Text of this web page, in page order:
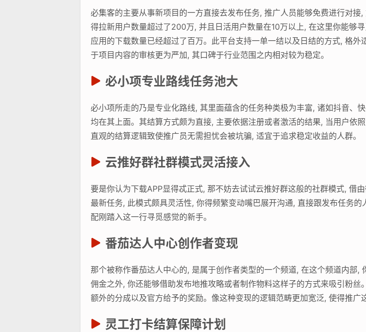
必集客的主要从事新项目的一方直接去发布任务, 推广人员能够免费进行对
得拉新用户数量超过了200万, 并且日活用户数量在10万以上, 在这里你能够
应用的下载数量已经超过了百万。此平台支持一单一结以及日结的方式, 格
于项目内容的审核更为严加, 其口碑于行业范围之内相对较为稳定。
必小项专业路线任务池大
必小项所走的乃是专业化路线, 其里面蕴含的任务种类极为丰富, 诸如抖音、
均在其上面。其结算方式颇为直接, 主要依据注册或者激活的结果, 当用户依
直观的结算逻辑致使推广员无需担忧会被坑骗, 适宜于追求稳定收益的人群。
云推好群社群模式灵活接入
要是你认为下载APP显得忒正式, 那不妨去试试云推好群这般的社群模式, 借
最新任务, 此模式颇具灵活性, 你得频繁变动嘴巴展开沟通, 直接跟发布任务
配刚踏入这一行寻觅感觉的新手。
番茄达人中心创作者变现
那个被称作番茄达人中心的, 是属于创作者类型的一个频道, 在这个频道内部
佣金之外, 你还能够借助发布地推攻略或者制作物料这样子的方式来吸引粉
额外的分成以及官方给予的奖励。像这种变现的逻辑范畴更加宽泛, 使得推广
灵工打卡结算保障计划